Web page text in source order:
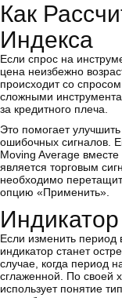
Как
Индекса
Если спрос на
цена неизбежно
происходит со
сложными
за кредитного плеча.
Это помогает
ошибочных сигналов.
Moving Average
является торговым
необходимо
опцию «Применить».
Если изменить период
индикатор станет
случае, когда период
сглаженной. По своей
использует понятие